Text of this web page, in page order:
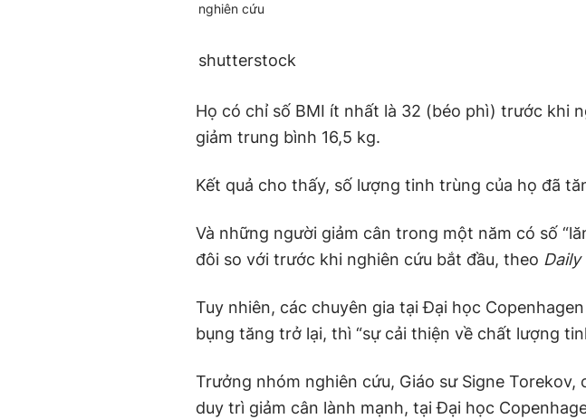
nghiên cứu
shutterstock
Họ có chỉ số BMI ít nhất là 32 (béo phì) trước khi
giảm trung bình 16,5 kg.
Kết quả cho thấy, số lượng tinh trùng của họ đã
Và những người giảm cân trong một năm có số
đôi so với trước khi nghiên cứu bắt đầu, theo Daily
Tuy nhiên, các chuyên gia tại Đại học
bụng tăng trở lại, thì “sự cải thiện về chất lượng
Trưởng nhóm nghiên cứu, Giáo sư Signe Torekov,
duy trì giảm cân lành mạnh, tại Đại học